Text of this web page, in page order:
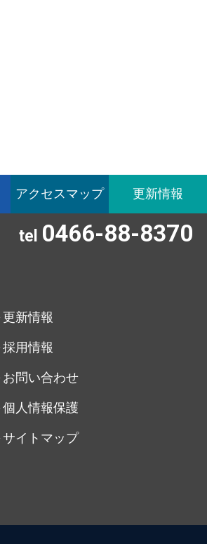
アクセスマップ 更新情報
tel 0466-88-8370
更新情報
採用情報
お問い合わせ
個人情報保護
サイトマップ